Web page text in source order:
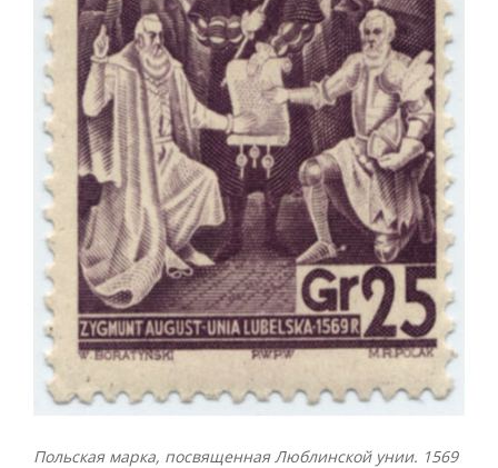
Польская марка, посвященная Люблинской унии. 1569